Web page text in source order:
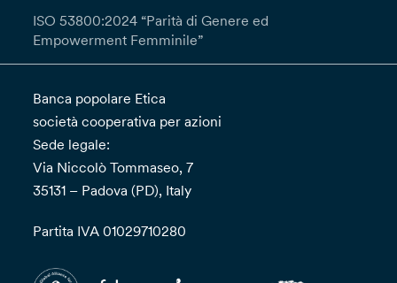
ISO 53800:2024 “Parità di Genere ed
Empowerment Femminile”
Banca popolare Etica
società cooperativa per azioni
Sede legale:
Via Niccolò Tommaseo, 7
35131 – Padova (PD), Italy
Partita IVA 01029710280